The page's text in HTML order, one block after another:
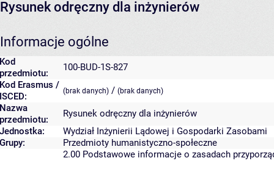
Rysunek odręczny dla inżynierów
Informacje ogólne
Kod
przedmiotu:
100-BUD-1S-827
Kod Erasmus /
ISCED:
(brak danych) / (brak danych)
Nazwa
przedmiotu:
Rysunek odręczny dla inżynierów
Jednostka:
Wydział Inżynierii Lądowej i Gospodarki Zasobami
Grupy:
Przedmioty humanistyczno-społeczne
2.00 Podstawowe informacje o zasadach